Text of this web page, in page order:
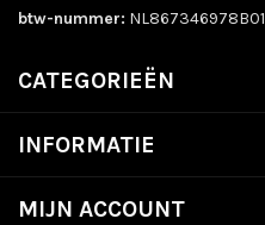
btw-nummer: NL867346978B01
CATEGORIEËN
INFORMATIE
MIJN ACCOUNT